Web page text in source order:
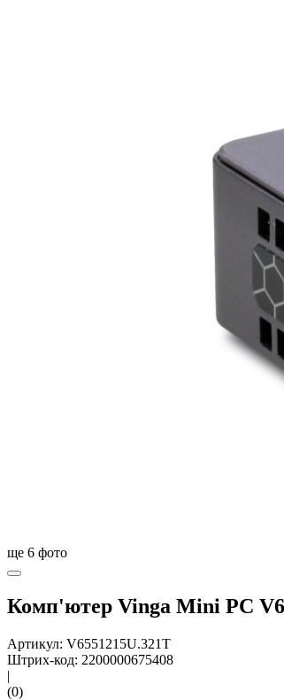
ще 6 фото
Комп'ютер Vinga Mini PC
Артикул: V6551215U.321T
Штрих-код: 2200000675408
|
(0)